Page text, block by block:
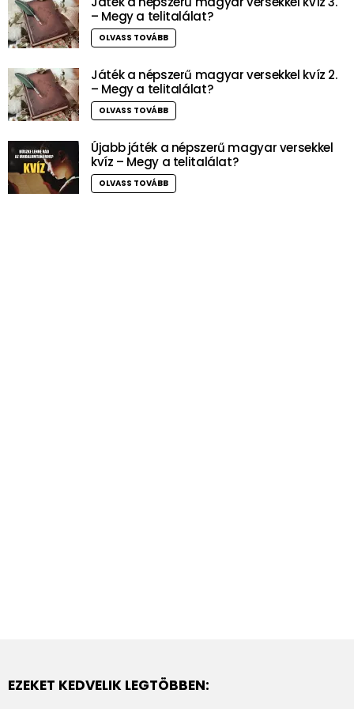
– Megy a telitalálat?
OLVASS TOVÁBB
Játék a népszerű magyar versekkel kvíz 2.
– Megy a telitalálat?
OLVASS TOVÁBB
Újabb játék a népszerű magyar versekkel
kvíz – Megy a telitalálat?
OLVASS TOVÁBB
EZEKET KEDVELIK LEGTÖBBEN: